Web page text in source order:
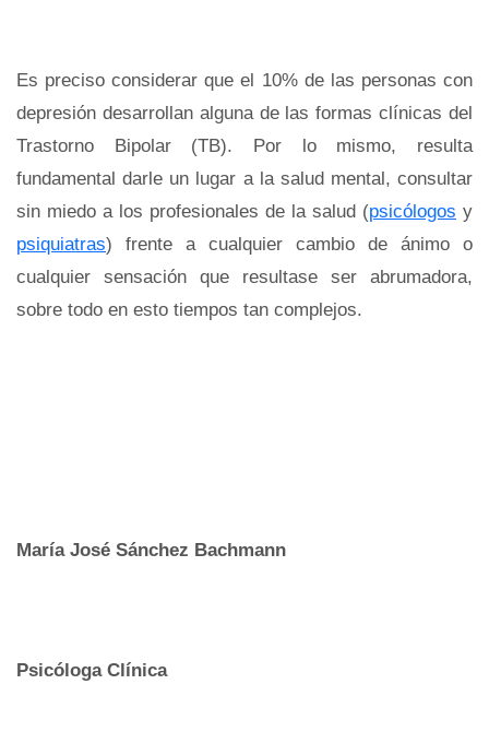
Es preciso considerar que el 10% de las personas con
depresión desarrollan alguna de las formas clínicas del
Trastorno Bipolar (TB). Por lo mismo, resulta
fundamental darle un lugar a la salud mental, consultar
sin miedo a los profesionales de la salud (psicólogos y
psiquiatras) frente a cualquier cambio de ánimo o
cualquier sensación que resultase ser abrumadora,
sobre todo en esto tiempos tan complejos.
María José Sánchez Bachmann
Psicóloga Clínica